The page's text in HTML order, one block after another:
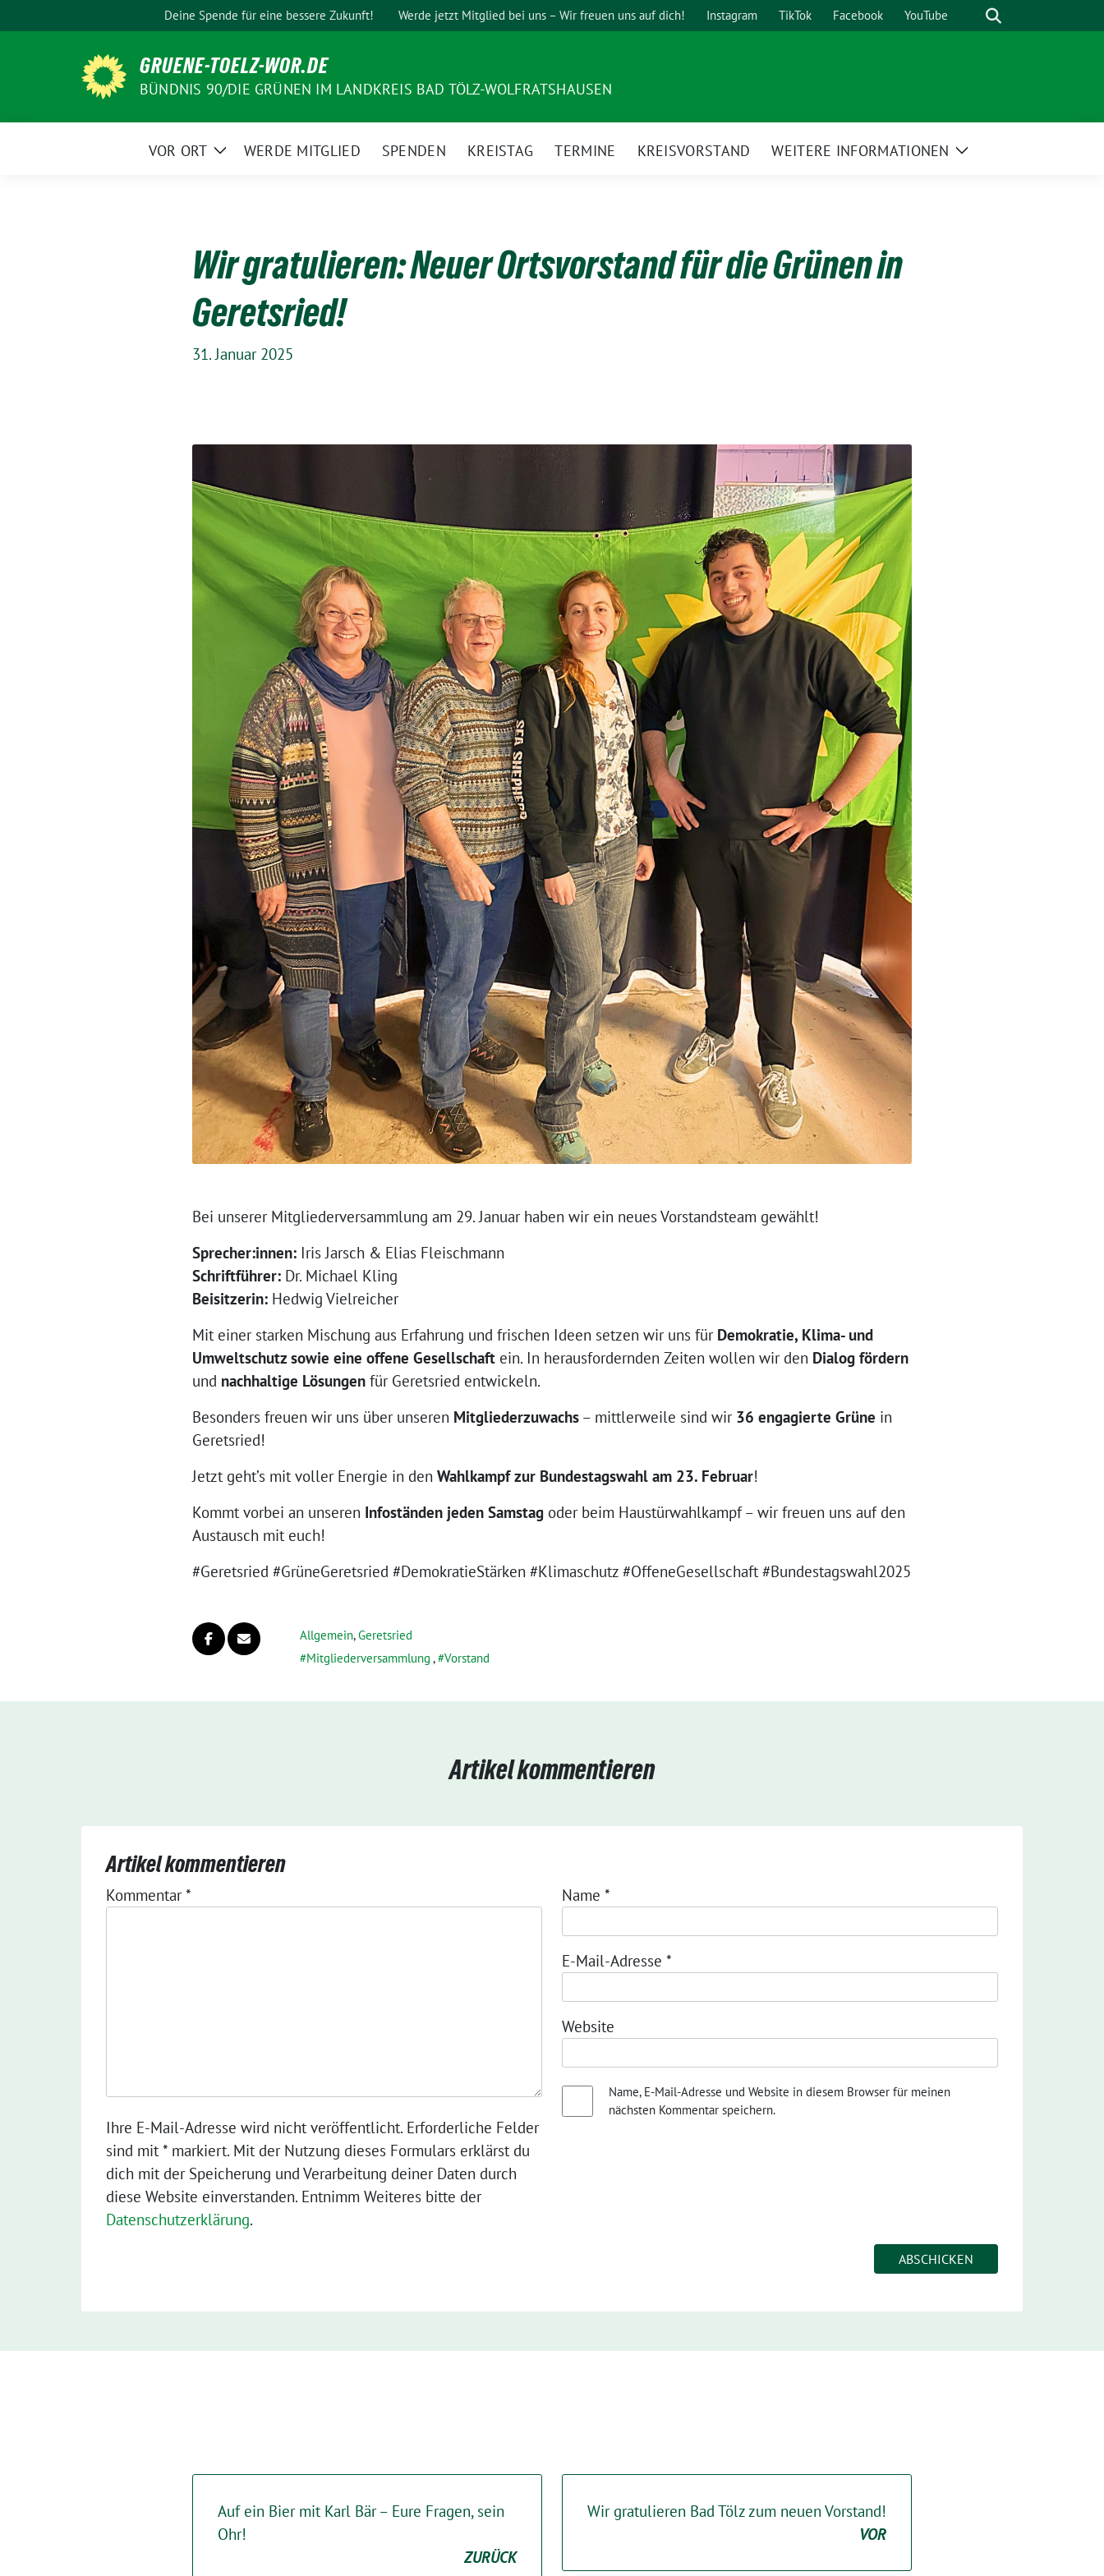
zum
Deine Spende für eine bessere Zukunft! Werde jetzt Mitglied bei uns – Wir freuen uns auf dich! Instagram TikTok Facebook YouTube Suche
GRUENE-TOELZ-WOR.DE
BÜNDNIS 90/DIE GRÜNEN IM LANDKREIS BAD TÖLZ-WOLFRATSHAUSEN
VOR ORT
ZeigeWERDE MITGLIED SPENDEN KREISTAG TERMINE KREISVORSTAND WEITERE INFORMATIONEN
Zeige
Wir gratulieren: Neuer Ortsvorstand für die Grünen in
Geretsried!
31. Januar 2025
Bei unserer Mitgliederversammlung am 29. Januar haben wir ein neues Vorstandsteam gewählt!
Sprecher:innen: Iris Jarsch & Elias Fleischmann
Schriftführer: Dr. Michael Kling
Beisitzerin: Hedwig Vielreicher
Mit einer starken Mischung aus Erfahrung und frischen Ideen setzen wir uns für Demokratie, Klima- und
Umweltschutz sowie eine offene Gesellschaft ein. In herausfordernden Zeiten wollen wir den Dialog fördern
und nachhaltige Lösungen für Geretsried entwickeln.
Besonders freuen wir uns über unseren Mitgliederzuwachs – mittlerweile sind wir 36 engagierte Grüne in
Geretsried!
Jetzt geht’s mit voller Energie in den Wahlkampf zur Bundestagswahl am 23. Februar!
Kommt vorbei an unseren Infoständen jeden Samstag oder beim Haustürwahlkampf – wir freuen uns auf den
Austausch mit euch!
#Geretsried #GrüneGeretsried #DemokratieStärken #Klimaschutz #OffeneGesellschaft #Bundestagswahl2025
Allgemein,Geretsried
Mitgliederversammlung , Vorstand
Artikel kommentieren
Artikel kommentieren
Kommentar*
Ihre E-Mail-Adresse wird nicht veröffentlicht. Erforderliche Felder
sind mit * markiert. Mit der Nutzung dieses Formulars erklärst du
dich mit der Speicherung und Verarbeitung deiner Daten durch
diese Website einverstanden. Entnimm Weiteres bitte der
Datenschutzerklärung.
Name *
E-Mail-Adresse *
Website
Name, E-Mail-Adresse und Website in diesem Browser für meinen
nächsten Kommentar speichern.
Auf ein Bier mit Karl Bär – Eure Fragen, sein
Ohr!
ZURÜCK
Wir gratulieren Bad Tölz zum neuen Vorstand!
VOR